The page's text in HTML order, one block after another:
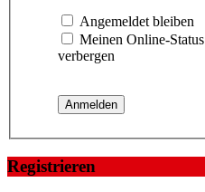
Angemeldet bleiben
Meinen Online-
verbergen
Registrieren